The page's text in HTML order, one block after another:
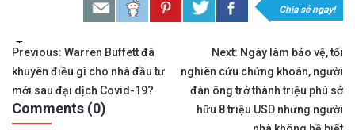
𝘟𝘦𝘮 𝘤𝘩𝘪 𝘵𝘪ế𝘵: https://chungkhoanforex.com/eur-
✨🏆𝐗𝐨á 𝐛ỏ 𝐥𝐨 𝐥ắ𝐧𝐠 𝐤𝐡𝐢 𝐭𝐡𝐚𝐦 𝐠𝐢𝐚 𝐭𝐡ị 𝐭𝐫ườ𝐧𝐠 𝐭à𝐢 𝐜𝐡í𝐧𝐡
✅𝘔ở 𝘵à𝘪 𝘬𝘩𝘰ả𝘯 𝘵𝘳ê𝘯 𝘴à𝘯 𝘌𝘹𝘯𝘦𝘴𝘴 𝘜𝘺 𝘛í𝘯 𝘷à 𝘱𝘩ù
✅𝘔ở 𝘵à𝘪 𝘬𝘩𝘰ả𝘯 𝘵𝘳ê𝘯 𝘴à𝘯 𝘐𝘊𝘔𝘢𝘳𝘬𝘦𝘵𝘴 𝘯ổ𝘪 𝘵𝘪ế𝘯𝘨
Chia sẻ ngay!
Tags:
Điều
hướng
bài
Previous: Warren Buffett đã
khuyên điều gì cho nhà đầu tư
mới sau đại dịch Covid-19?
Next: Ngày làm bảo vệ, tối
nghiên cứu chứng khoán, người
đàn ông trở thành triệu phú sở
hữu 8 triệu USD nhưng người
Comments (0)